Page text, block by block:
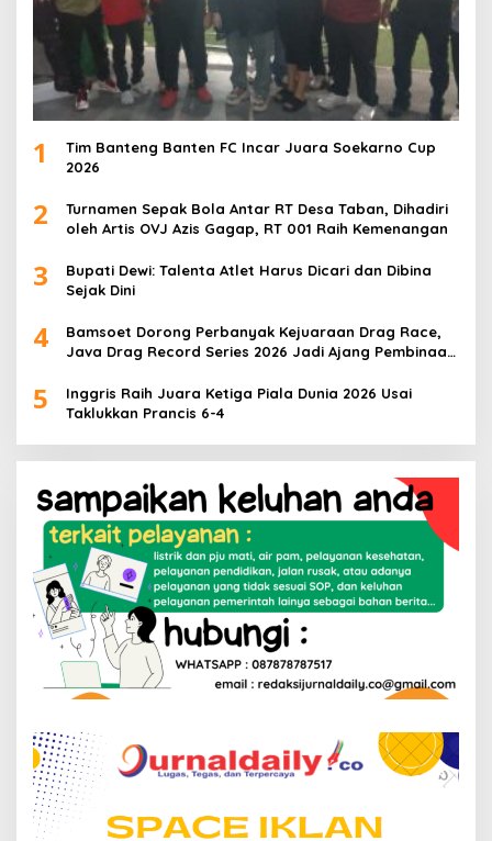
1
Tim Banteng Banten FC Incar Juara Soekarno Cup
2026
2
Turnamen Sepak Bola Antar RT Desa Taban, Dihadiri
oleh Artis OVJ Azis Gagap, RT 001 Raih Kemenangan
3
Bupati Dewi: Talenta Atlet Harus Dicari dan Dibina
Sejak Dini
4
Bamsoet Dorong Perbanyak Kejuaraan Drag Race,
Java Drag Record Series 2026 Jadi Ajang Pembinaan
5
Inggris Raih Juara Ketiga Piala Dunia 2026 Usai
Taklukkan Prancis 6-4